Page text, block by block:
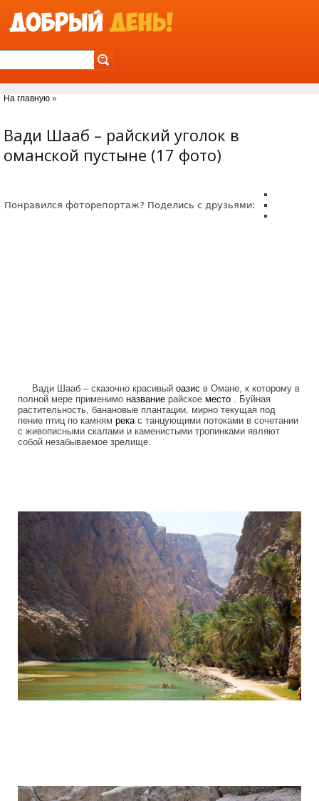
На главную »
Вади Шааб – райский уголок в
оманской пустыне (17 фото)
Понравился фоторепортаж? Поделись с друзьями:
Вади Шааб – сказочно красивый оазис в Омане, к которому в
полной мере применимо название райское место . Буйная
растительность, банановые плантации, мирно текущая под
пение птиц по камням река с танцующими потоками в сочетании
с живописными скалами и каменистыми тропинками являют
собой незабываемое зрелище.